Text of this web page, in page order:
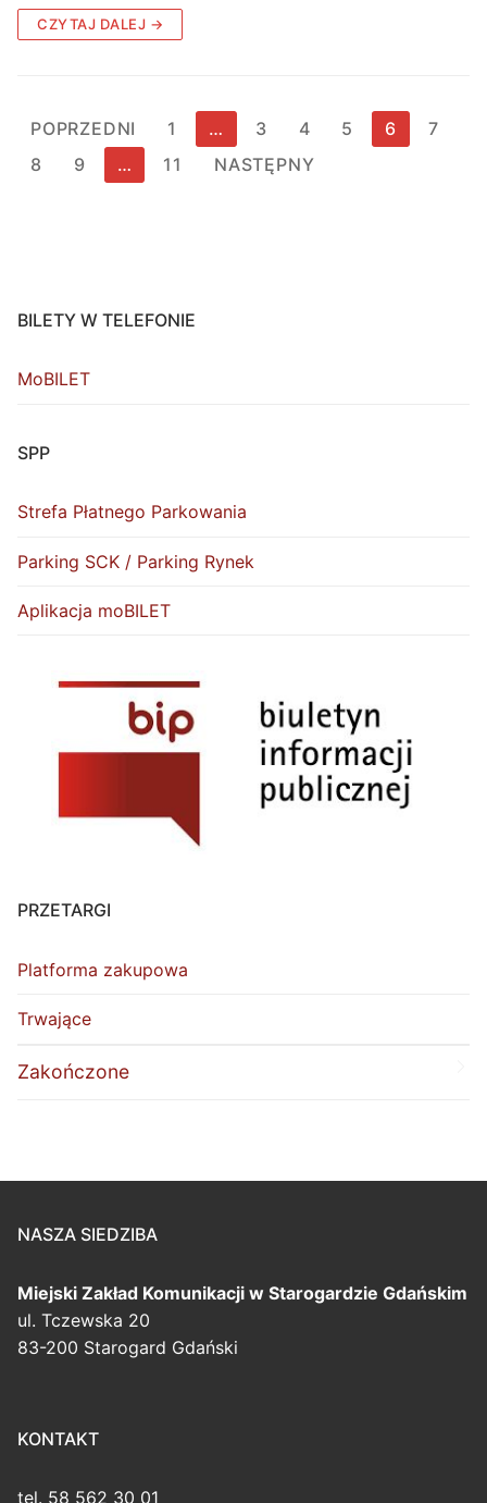
CZYTAJ DALEJ →
Stronicowanie
wpisów
POPRZEDNI 1 … 3 4 5 6
7
8
9 … 11 NASTĘPNY
BILETY W TELEFONIE
MoBILET
SPP
Strefa Płatnego Parkowania
Parking SCK / Parking Rynek
Aplikacja moBILET
PRZETARGI
Platforma zakupowa
Trwające
Zakończone
NASZA SIEDZIBA
Miejski Zakład Komunikacji w Starogardzie Gdańskim
ul. Tczewska 20
83-200 Starogard Gdański
KONTAKT
tel. 58 562 30 01